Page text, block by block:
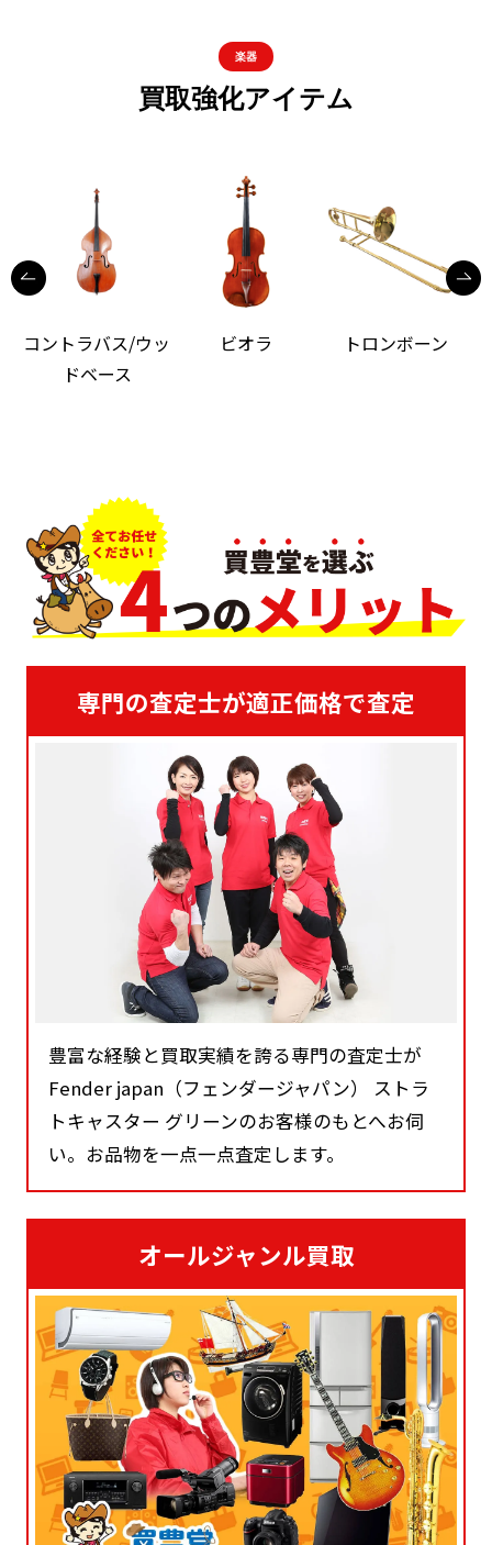
楽器
買取強化アイテム
コントラバス/ウッ
ドベース
ビオラ トロンボーン
専門の査定士が適正価格で査定
豊富な経験と買取実績を誇る専門の査定士が
Fender japan（フェンダージャパン） ストラ
トキャスター グリーンのお客様のもとへお伺
い。お品物を一点一点査定します。
オールジャンル買取